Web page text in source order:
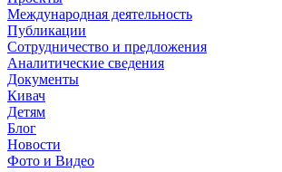
Международная деятельность
Публикации
Сотрудничество и предложения
Аналитические сведения
Документы
Кивач
Детям
Блог
Новости
Фото и Видео